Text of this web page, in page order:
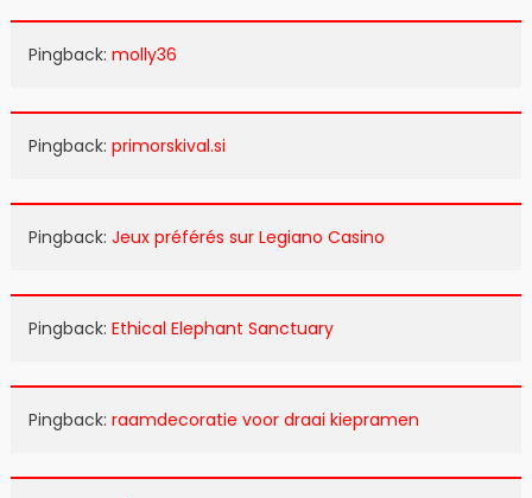
Pingback: molly36
Pingback: primorskival.si
Pingback: Jeux préférés sur Legiano Casino
Pingback: Ethical Elephant Sanctuary
Pingback: raamdecoratie voor draai kiepramen